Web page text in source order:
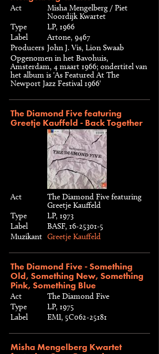
Act
Misha Mengelberg / Piet
Noordijk Kwartet
Type
LP, 1966
Label
Artone, 9467
Producers John J. Vis, Lion Swaab
Opgenomen in het Bavohuis,
Amsterdam, 4 maart 1966; ondertitel van
het album is 'As Featured At The
Newport Jazz Festival 1966'
The Diamond Five featuring
Greetje Kauffeld - Back Together
Act
The Diamond Five featuring
Greetje Kauffeld
Type
LP, 1973
Label
BASF, 16-25301-5
Muzikant Greetje Kauffeld
The Diamond Five - Something
Old, Something New, Something
Pink, Something Blue
Act
The Diamond Five
Type
LP, 1975
Label
EMI, 5C062-25181
Misha Mengelberg Kwartet